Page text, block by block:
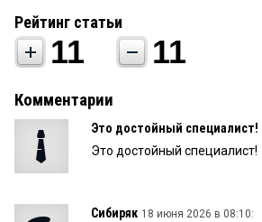
Рейтинг статьи
11 11
Комментарии
Это достойный специалист!
Это достойный специалист!
Сибиряк 18 июня 2026 в 08:10: